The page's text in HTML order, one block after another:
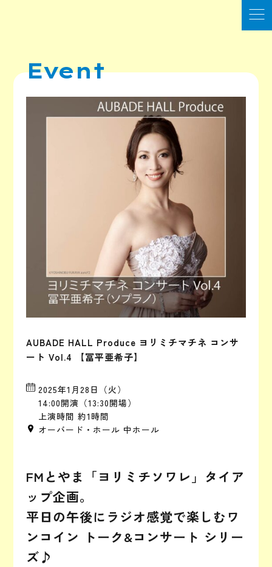
Event
AUBADE HALL Produce ヨリミチマチネ コンサ
ート Vol.4 【冨平亜希子】
2025年1月28日（火）
14:00開演（13:30開場）
上演時間 約1時間
オーバード・ホール 中ホール
FMとやま「ヨリミチソワレ」タイア
ップ企画。
平日の午後にラジオ感覚で楽しむワ
ンコイン トーク&コンサート シリー
ズ♪